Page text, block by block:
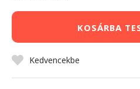
KOSÁRBA
Kedvencekbe